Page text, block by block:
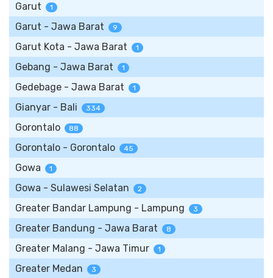
Garut 1
Garut - Jawa Barat 9
Garut Kota - Jawa Barat 1
Gebang - Jawa Barat 1
Gedebage - Jawa Barat 1
Gianyar - Bali 334
Gorontalo 88
Gorontalo - Gorontalo 45
Gowa 1
Gowa - Sulawesi Selatan 2
Greater Bandar Lampung - Lampung 3
Greater Bandung - Jawa Barat 8
Greater Malang - Jawa Timur 1
Greater Medan 3